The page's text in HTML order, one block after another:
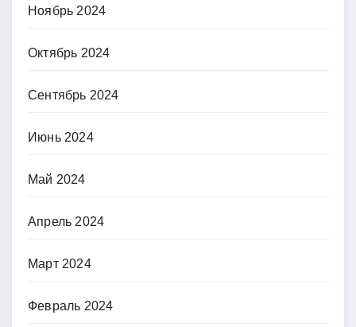
Ноябрь 2024
Октябрь 2024
Сентябрь 2024
Июнь 2024
Май 2024
Апрель 2024
Март 2024
Февраль 2024